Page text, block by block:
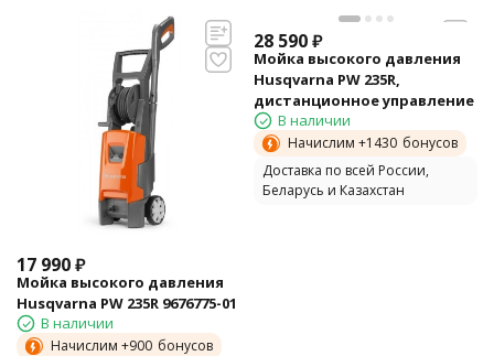
17 990₽
Мойка высокого давления
Husqvarna PW 235R 9676775-01
В наличии
Начислим +900 бонусов
28 590₽
Мойка высокого давления
Husqvarna PW 235R,
дистанционное управление
В наличии
Начислим +1430 бонусов
Доставка по всей России,
Беларусь и Казахстан